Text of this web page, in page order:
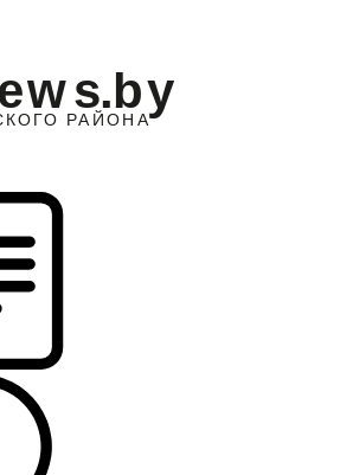
КО ГО РАЙОНА
ws.by